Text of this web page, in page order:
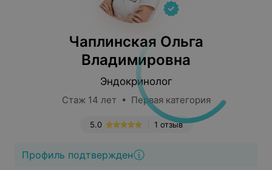
Чаплинская Ольга
Владимировна
Эндокринолог
Стаж 14 лет • Первая категория
1 отзыв
5.0
Профиль подтвержден